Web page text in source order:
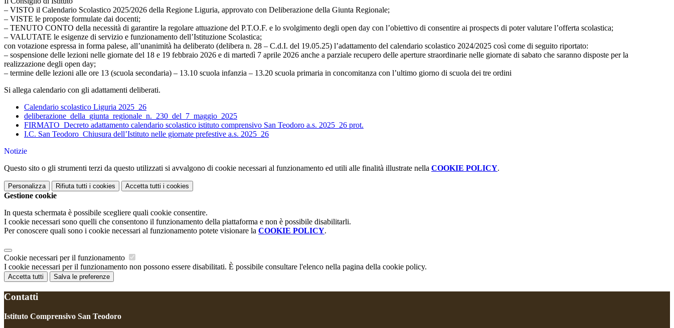
– VISTO il Calendario Scolastico 2025/2026 della Regione Liguria, approvato con Deliberazione della Giunta Regionale;
– VISTE le proposte formulate dai docenti;
– TENUTO CONTO della necessità di garantire la regolare attuazione del P.T.O.F. e lo svolgimento degli open day con l’obiettivo di consentire ai prospects di poter valutare l’offerta scolastica;
– VALUTATE le esigenze di servizio e funzionamento dell’Istituzione Scolastica;
con votazione espressa in forma palese, all’unanimità ha deliberato (delibera n. 28 – C.d.I. del 19.05.25) l’adattamento del calendario scolastico 2024/2025 così come di seguito riportato:
– sospensione delle lezioni nelle giornate del 18 e 19 febbraio 2026 e di martedì 7 aprile 2026 anche a parziale recupero delle aperture straordinarie nelle giornate di sabato che saranno disposte per la
realizzazione degli open day;
– termine delle lezioni alle ore 13 (scuola secondaria) – 13.10 scuola infanzia – 13.20 scuola primaria in concomitanza con l’ultimo giorno di scuola dei tre ordini
Si allega calendario con gli adattamenti deliberati.
Calendario scolastico Liguria 2025_26
deliberazione_della_giunta_regionale_n._230_del_7_maggio_2025
FIRMATO_Decreto adattamento calendario scolastico istituto comprensivo San Teodoro a.s. 2025_26 prot.
I.C. San Teodoro_Chiusura dell’Istituto nelle giornate prefestive a.s. 2025_26
Notizie
Questo sito o gli strumenti terzi da questo utilizzati si avvalgono di cookie necessari al funzionamento ed utili alle finalità illustrate nella COOKIE POLICY.
Personalizza Rifiuta tutti i cookies Accetta tutti i cookies
Gestione cookie
In questa schermata è possibile scegliere quali cookie consentire.
I cookie necessari sono quelli che consentono il funzionamento della piattaforma e non è possibile disabilitarli.
Per conoscere quali sono i cookie necessari al funzionamento potete visionare la COOKIE POLICY.
Cookie necessari per il funzionamento
I cookie necessari per il funzionamento non possono essere disabilitati. È possibile consultare l'elenco nella pagina della cookie policy.
Accetta tutti Salva le preferenze
Contatti
Istituto Comprensivo San Teodoro